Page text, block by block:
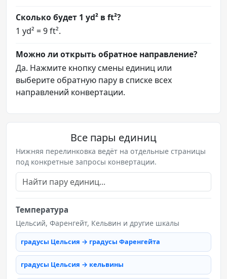
Сколько будет 1 yd² в ft²?
1 yd² = 9 ft².
Можно ли открыть обратное направление?
Да. Нажмите кнопку смены единиц или
выберите обратную пару в списке всех
направлений конвертации.
Все пары единиц
Нижняя перелинковка ведёт на отдельные страницы
под конкретные запросы конвертации.
Температура
Цельсий, Фаренгейт, Кельвин и другие шкалы
градусы Цельсия → градусы Фаренгейта
градусы Цельсия → кельвины